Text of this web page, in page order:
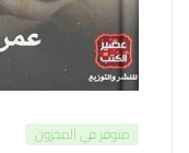
متوفر في المخزون